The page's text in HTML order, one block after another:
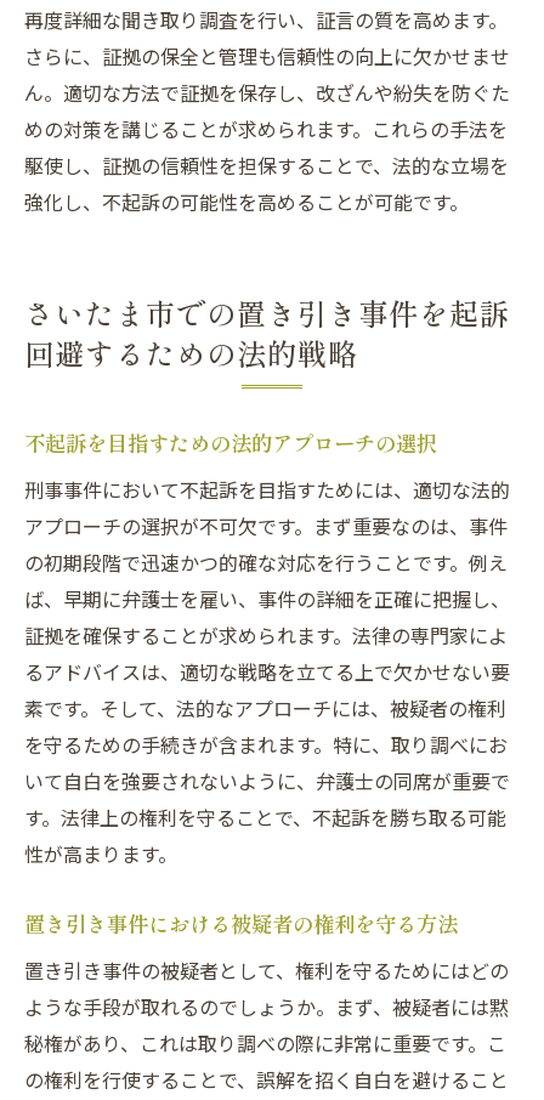
再度詳細な聞き取り調査を行い、証言の質を高めます。
さらに、証拠の保全と管理も信頼性の向上に欠かせませ
ん。適切な方法で証拠を保存し、改ざんや紛失を防ぐた
めの対策を講じることが求められます。これらの手法を
駆使し、証拠の信頼性を担保することで、法的な立場を
強化し、不起訴の可能性を高めることが可能です。
さいたま市での置き引き事件を起訴
回避するための法的戦略
不起訴を目指すための法的アプローチの選択
刑事事件において不起訴を目指すためには、適切な法的
アプローチの選択が不可欠です。まず重要なのは、事件
の初期段階で迅速かつ的確な対応を行うことです。例え
ば、早期に弁護士を雇い、事件の詳細を正確に把握し、
証拠を確保することが求められます。法律の専門家によ
るアドバイスは、適切な戦略を立てる上で欠かせない要
素です。そして、法的なアプローチには、被疑者の権利
を守るための手続きが含まれます。特に、取り調べにお
いて自白を強要されないように、弁護士の同席が重要で
す。法律上の権利を守ることで、不起訴を勝ち取る可能
性が高まります。
置き引き事件における被疑者の権利を守る方法
置き引き事件の被疑者として、権利を守るためにはどの
ような手段が取れるのでしょうか。まず、被疑者には黙
秘権があり、これは取り調べの際に非常に重要です。こ
の権利を行使することで、誤解を招く自白を避けること